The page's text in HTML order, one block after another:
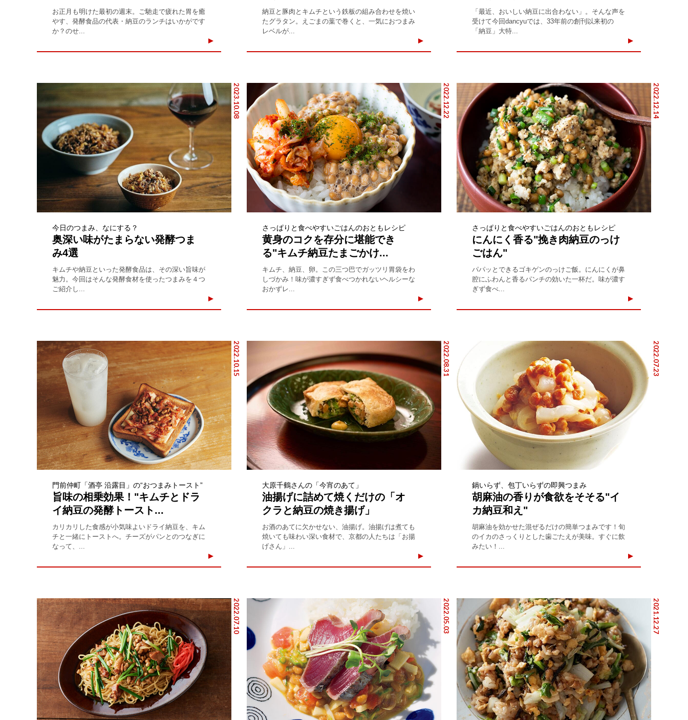
お正月も明けた最初の週末。ご馳走で疲れた胃を癒
やす、発酵食品の代表・納豆のランチはいかがです
か？のせ...
納豆と豚肉とキムチという鉄板の組み合わせを焼い
たグラタン。えごまの葉で巻くと、一気におつまみ
レベルが...
「最近、おいしい納豆に出合わない」。そんな声を
受けて今回dancyuでは、33年前の創刊以来初の
「納豆」大特...
2023.10.08
今日のつまみ、なにする？
奥深い味がたまらない発酵つま
み4選
キムチや納豆といった発酵食品は、その深い旨味が
魅力。今回はそんな発酵食材を使ったつまみを４つ
ご紹介し...
2022.12.22
さっぱりと食べやすいごはんのおともレシピ
黄身のコクを存分に堪能でき
る"キムチ納豆たまごかけ...
キムチ、納豆、卵。この三つ巴でガッツリ胃袋をわ
しづかみ！味が濃すぎず食べつかれないヘルシーな
おかずレ...
2022.12.14
さっぱりと食べやすいごはんのおともレシピ
にんにく香る"挽き肉納豆のっけ
ごはん"
パパッとできるゴキゲンのっけご飯。にんにくが鼻
腔にふわんと香るパンチの効いた一杯だ。味が濃す
ぎず食べ...
2022.10.15
門前仲町「酒亭 沿露目」の“おつまみトースト”
旨味の相乗効果！"キムチとドラ
イ納豆の発酵トースト...
カリカリした食感が小気味よいドライ納豆を、キム
チと一緒にトーストへ。チーズがパンとのつなぎに
なって、...
2022.08.31
大原千鶴さんの「今宵のあて」
油揚げに詰めて焼くだけの「オ
クラと納豆の焼き揚げ」
お酒のあてに欠かせない、油揚げ。油揚げは煮ても
焼いても味わい深い食材で、京都の人たちは「お揚
げさん」...
2022.07.23
鍋いらず、包丁いらずの即興つまみ
胡麻油の香りが食欲をそそる"イ
カ納豆和え"
胡麻油を効かせた混ぜるだけの簡単つまみです！旬
のイカのさっくりとした歯ごたえが美味。すぐに飲
みたい！...
2022.07.10 2022.05.03 2021.12.27